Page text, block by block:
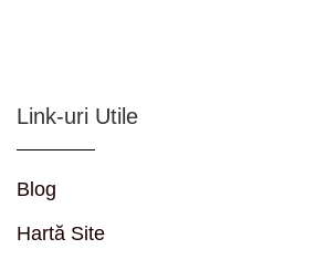
Link-uri Utile
Blog
Hartă Site